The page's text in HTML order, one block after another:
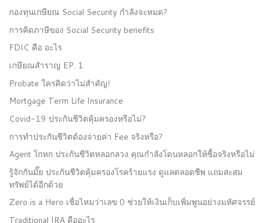
กองทุนเกษียณ Social Security กำลังจะหมด?
การคิดภาษีของ Social Security benefits
FDIC คือ อะไร
เกษียณสำราญ EP. 1
Probate ใครคิดว่าไม่สำคัญ!
Mortgage Term Life Insurance
Covid-19 ประกันชีวิตคุ้มครองหรือไม่?
การทำประกันชีวิตต้องจ่ายค่า Fee จริงหรือ?
Agent โกหก ประกันชีวิตหลอกลวง คุณกำลังโดนหลอกให้ซื้อจริงหรือไม่
รู้จักกันมั๊ย ประกันชีวิตคุ้มครองโรคร้ายแรง ดูแลตลอดชีพ แถมสะสม
ทรัพย์ได้อีกด้วย
Zero is a Hero เชื่อไหมว่าเลข 0 ช่วยให้เงินเก็บเพิ่มพูนอย่างมหัศจรรย์
Traditional IRA คืออะไร